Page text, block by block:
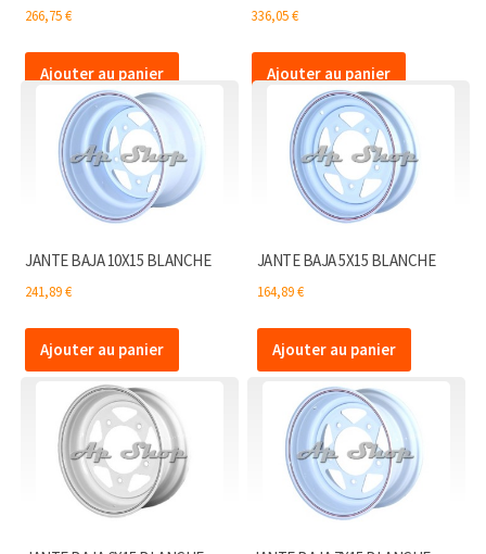
266,75€
Ajouter au panier
336,05€
Ajouter au panier
JANTE BAJA 10X15 BLANCHE
241,89€
Ajouter au panier
JANTE BAJA 5X15 BLANCHE
164,89€
Ajouter au panier